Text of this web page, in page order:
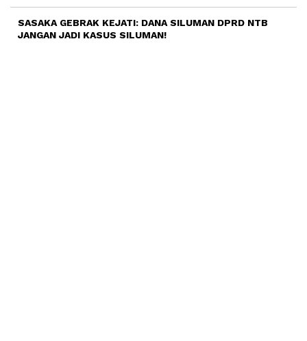
SASAKA GEBRAK KEJATI: DANA SILUMAN DPRD NTB
JANGAN JADI KASUS SILUMAN!